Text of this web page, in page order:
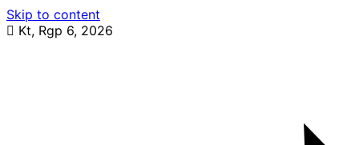
Skip to content
Kt, Rgp 6, 2026